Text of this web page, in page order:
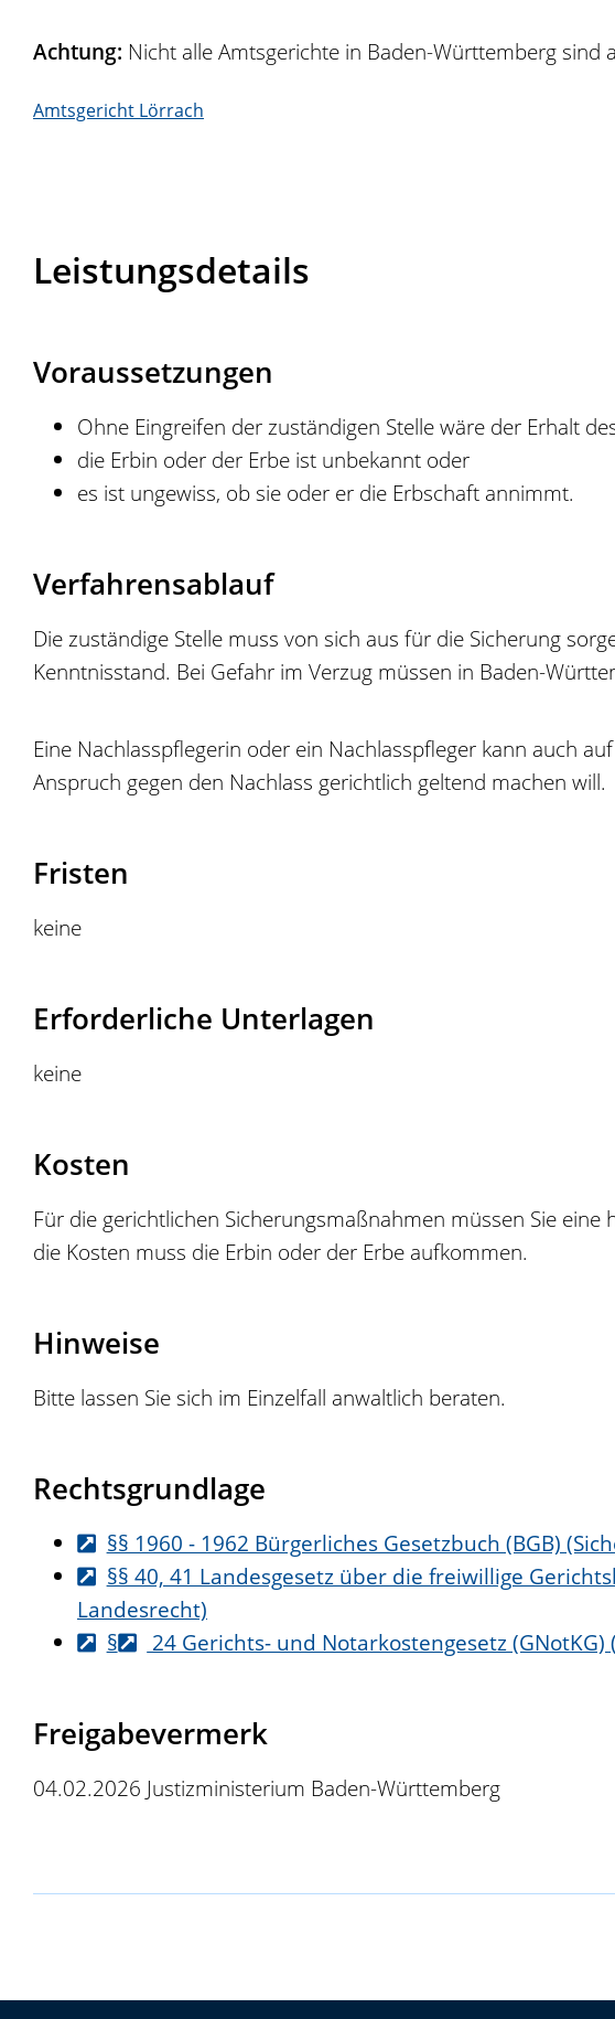
Achtung: Nicht alle Amtsgerichte in Baden-Württemberg sind
Amtsgericht Lörrach
Leistungsdetails
Voraussetzungen
Ohne Eingreifen der zuständigen Stelle wäre der Erhalt
die Erbin oder der Erbe ist unbekannt oder
es ist ungewiss, ob sie oder er die Erbschaft annimmt.
Verfahrensablauf
Die zuständige Stelle muss von sich aus für die Sicherung
Kenntnisstand. Bei Gefahr im Verzug müssen in Baden-
Eine Nachlasspflegerin oder ein Nachlasspfleger kann auch
Anspruch gegen den Nachlass gerichtlich geltend machen will.
Fristen
keine
Erforderliche Unterlagen
keine
Kosten
Für die gerichtlichen Sicherungsmaßnahmen müssen Sie
die Kosten muss die Erbin oder der Erbe aufkommen.
Hinweise
Bitte lassen Sie sich im Einzelfall anwaltlich beraten.
Rechtsgrundlage
§§ 1960 - 1962 Bürgerliches Gesetzbuch (BGB)
§§ 40, 41 Landesgesetz über die freiwillige
Landesrecht)
§
24 Gerichts- und Notarkostengesetz
Freigabevermerk
04.02.2026 Justizministerium Baden-Württemberg